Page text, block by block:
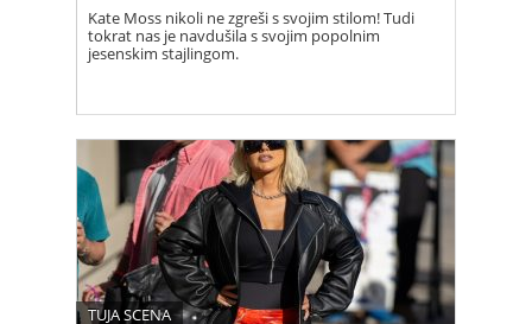
Kate Moss nikoli ne zgreši s svojim stilom! Tudi
tokrat nas je navdušila s svojim popolnim
jesenskim stajlingom.
TUJA SCENA